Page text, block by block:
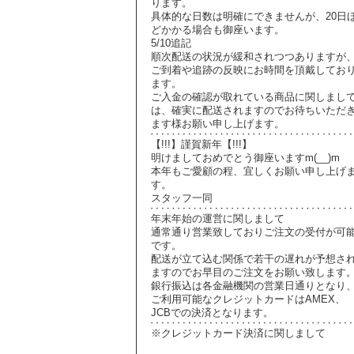
ります。
具体的な日数は明確にできませんが、20日
どかかる場合も御座います。
5/10追記
順次配送の状況が緩和されつつありますが、
ご到着や追跡の反映にお時間を頂戴しており
ます。
ご入金の確認が取れている商品に関しまし
は、確実に配送されますのでお待ちいただき
ます様お願い申し上げます。
【!!!】謹賀新年【!!!】
明けましておめでとう御座いますm(__)m
本年もご愛顧の程、宜しくお願い申し上げま
す。
スタッフ一同
年末年始の運営に関しまして
通常通り営業致しておりご注文の受付が可
です。
配送が立て込む関係で若干の遅れが予想さ
ますのでお早目のご注文をお願い致します。
銀行振込は各金融機関の営業日通りとなり、
ご利用可能なクレジットカードはAMEX、
JCBでの決済となります。
※クレジットカード決済に関しまして